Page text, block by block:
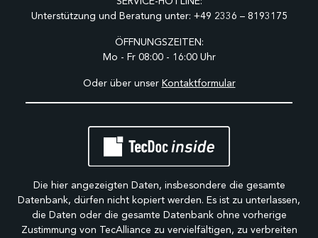
Unterstützung und Beratung unter: +49 2336 – 8193175
ÖFFNUNGSZEITEN:
Mo - Fr 08:00 - 16:00 Uhr
Oder über unser Kontaktformular
Die hier angezeigten Daten, insbesondere die gesamte
Datenbank, dürfen nicht kopiert werden. Es ist zu unterlassen,
die Daten oder die gesamte Datenbank ohne vorherige
Zustimmung von TecAlliance zu vervielfältigen, zu verbreiten